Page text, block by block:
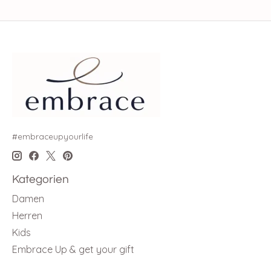
#embraceupyourlife
Kategorien
Damen
Herren
Kids
Embrace Up & get your gift